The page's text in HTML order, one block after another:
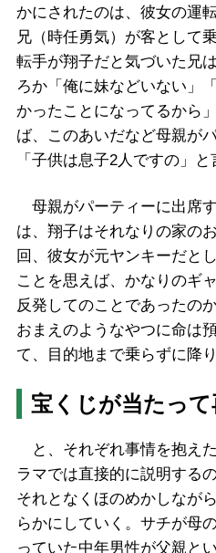
かにされたのは、彼女の運
兄（時任勇気）が客として
転手が翔子だと気づいた兄
ろか「俺に妹などいない」
かったことになってるから
ば、このあいだなど母親が
「子供は息子2人ですの」と
母親がパーティーに出席
は、翔子はそれなりの家の
回、彼女が元ヤンキーだと
ことを思えば、かなりのギ
反発してのことであったの
おまえのようなやつに命は
て、目的地まで乗らずに降
宝くじが当たって
と、それぞれ事情を抱え
ラマでは直接的に説明する
それとなくほのめかしなが
らかにしていく。サチが母
っていた中年男性が父親と